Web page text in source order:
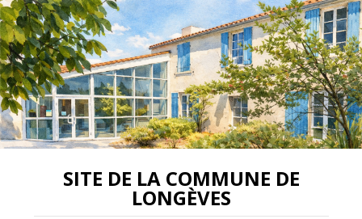
SITE DE LA COMMUNE DE
LONGÈVES